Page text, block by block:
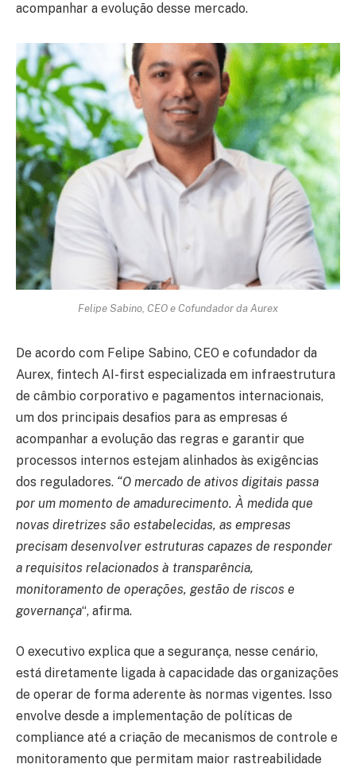
acompanhar a evolução desse mercado.
Felipe Sabino, CEO e Cofundador da Aurex
De acordo com Felipe Sabino, CEO e cofundador da
Aurex, fintech AI-first especializada em infraestrutura
de câmbio corporativo e pagamentos internacionais,
um dos principais desafios para as empresas é
acompanhar a evolução das regras e garantir que
processos internos estejam alinhados às exigências
dos reguladores. “O mercado de ativos digitais passa
por um momento de amadurecimento. À medida que
novas diretrizes são estabelecidas, as empresas
precisam desenvolver estruturas capazes de responder
a requisitos relacionados à transparência,
monitoramento de operações, gestão de riscos e
governança“, afirma.
O executivo explica que a segurança, nesse cenário,
está diretamente ligada à capacidade das organizações
de operar de forma aderente às normas vigentes. Isso
envolve desde a implementação de políticas de
compliance até a criação de mecanismos de controle e
monitoramento que permitam maior rastreabilidade